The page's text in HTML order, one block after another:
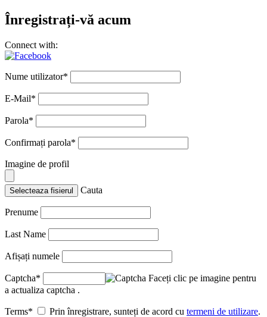
Înregistrați-vă acum
Connect with:
Nume utilizator*
E-Mail*
Parola*
Confirmați parola*
Imagine de profil
Selecteaza fisierul Cauta
Prenume
Last Name
Afișați numele
Captcha*
Faceți clic pe imagine pentru
a actualiza captcha .
Terms* Prin înregistrare, sunteți de acord cu termeni de utilizare.